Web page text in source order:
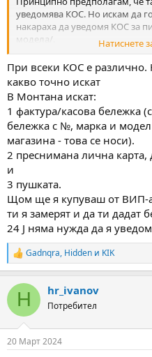
уведомява КОС. Но искам да
накараха да уведомя КОС за
модела/.
Та за по сигурно ще отскоча
трябваше да изискам от
? Или нещо друго ?
Натиснете
При всеки КОС е
какво точно искат
В Монтана искат:
1 фактура/касова бележка
бележка с №, марка и
магазина - това се носи).
2 преснимана лична карта,
и
3 пушката.
Щом ще я купуваш от ВИП-
ти я замерят и да ти дадат
24 J няма нужда да я
R
e
c
i
s
Gadnqra, Hidden и KIK
H hr_ivanov
Потребител
20 Март 2024